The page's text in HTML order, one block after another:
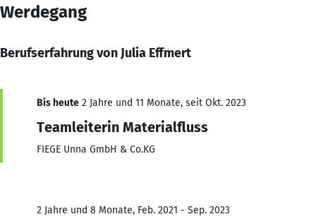
Werdegang
Berufserfahrung von Julia Effmert
Bis heute 2 Jahre und 11 Monate, seit Okt. 2023
Teamleiterin Materialfluss
FIEGE Unna GmbH & Co.KG
2 Jahre und 8 Monate, Feb. 2021 - Sep. 2023